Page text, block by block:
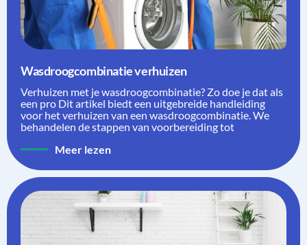
Wasdroogcombinatie verhuizen
Verhuizen met je wasdroogcombinatie? Zo doe je dat als
een pro Dit artikel biedt een uitgebreide handleiding
voor het verhuizen van een wasdroogcombinatie. We
behandelen de stappen van voorbereiding tot
Meer lezen